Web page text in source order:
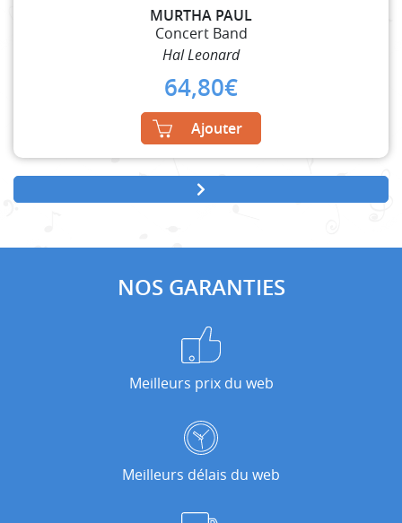
MURTHA PAUL
Concert Band
Hal Leonard
64,80€
Ajouter
NOS GARANTIES
Meilleurs prix du web
Meilleurs délais du web